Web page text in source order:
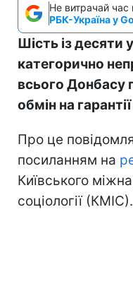
Не витрачай час
РБК-Україна у
Шість із десяти
категорично
всього Донбасу
обмін на
Про це
посиланням на
Київського
соціології (КМІС).